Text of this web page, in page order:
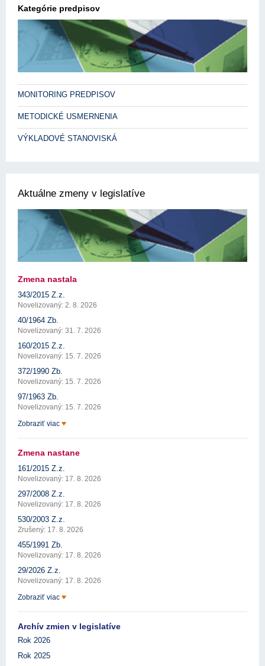
Kategórie predpisov
MONITORING PREDPISOV
METODICKÉ USMERNENIA
VÝKLADOVÉ STANOVISKÁ
Aktuálne zmeny v legislatíve
Zmena nastala
343/2015 Z.z.
Novelizovaný: 2. 8. 2026
40/1964 Zb.
Novelizovaný: 31. 7. 2026
160/2015 Z.z.
Novelizovaný: 15. 7. 2026
372/1990 Zb.
Novelizovaný: 15. 7. 2026
97/1963 Zb.
Novelizovaný: 15. 7. 2026
Zobraziť viac
Zmena nastane
161/2015 Z.z.
Novelizovaný: 17. 8. 2026
297/2008 Z.z.
Novelizovaný: 17. 8. 2026
530/2003 Z.z.
Zrušený: 17. 8. 2026
455/1991 Zb.
Novelizovaný: 17. 8. 2026
29/2026 Z.z.
Novelizovaný: 17. 8. 2026
Zobraziť viac
Archív zmien v legislatíve
Rok 2026
Rok 2025